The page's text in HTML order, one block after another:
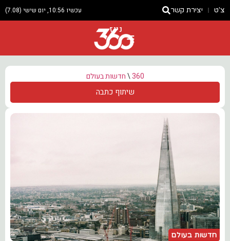
צ'ט יצירת קשר עכשיו 10:56, יום שישי (7.08)
ניוז
360
\חדשות בעולם
שיתוף כתבה
חדשות בעולם